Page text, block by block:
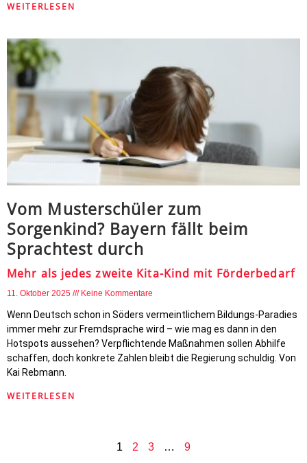
WEITERLESEN
Vom Musterschüler zum
Sorgenkind? Bayern fällt beim
Sprachtest durch
Mehr als jedes zweite Kita-Kind mit Förderbedarf
11. Oktober 2025 Keine Kommentare
Wenn Deutsch schon in Söders vermeintlichem Bildungs-Paradies
immer mehr zur Fremdsprache wird – wie mag es dann in den
Hotspots aussehen? Verpflichtende Maßnahmen sollen Abhilfe
schaffen, doch konkrete Zahlen bleibt die Regierung schuldig. Von
Kai Rebmann.
WEITERLESEN
1 2 3 … 9